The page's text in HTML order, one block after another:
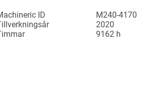
ID
M240-4170
2020
9162 h